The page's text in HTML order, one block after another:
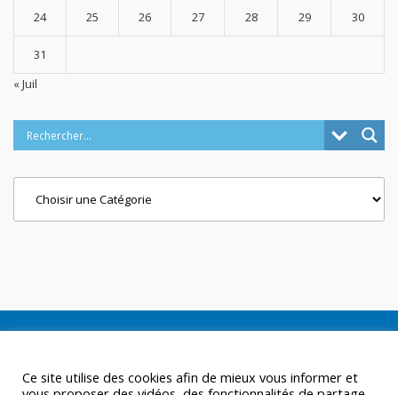
24 25 26 27 28 29 30
31
« Juil
Ce site utilise des cookies afin de mieux vous informer et